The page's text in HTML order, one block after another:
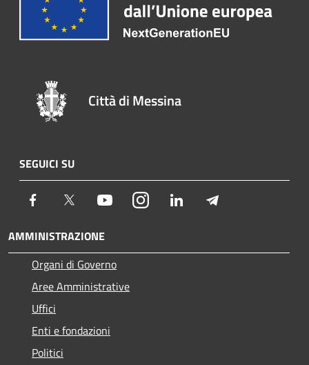
Città di Messina
SEGUICI SU
Facebook Twitter YoutubeInstagram LinkedIn
AMMINISTRAZIONE
Organi di Governo
Aree Amministrative
Uffici
Enti e fondazioni
Politici